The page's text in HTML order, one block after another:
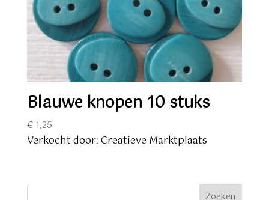
Blauwe knopen 10 stuks
€1,25
Verkocht door: Creatieve Marktplaats